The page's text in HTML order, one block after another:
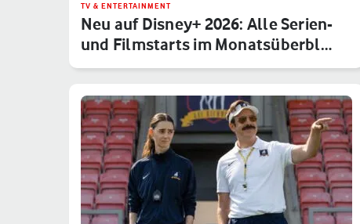
TV & ENTERTAINMENT
Neu auf Disney+ 2026: Alle Serien-
und Filmstarts im Monatsüberbl…